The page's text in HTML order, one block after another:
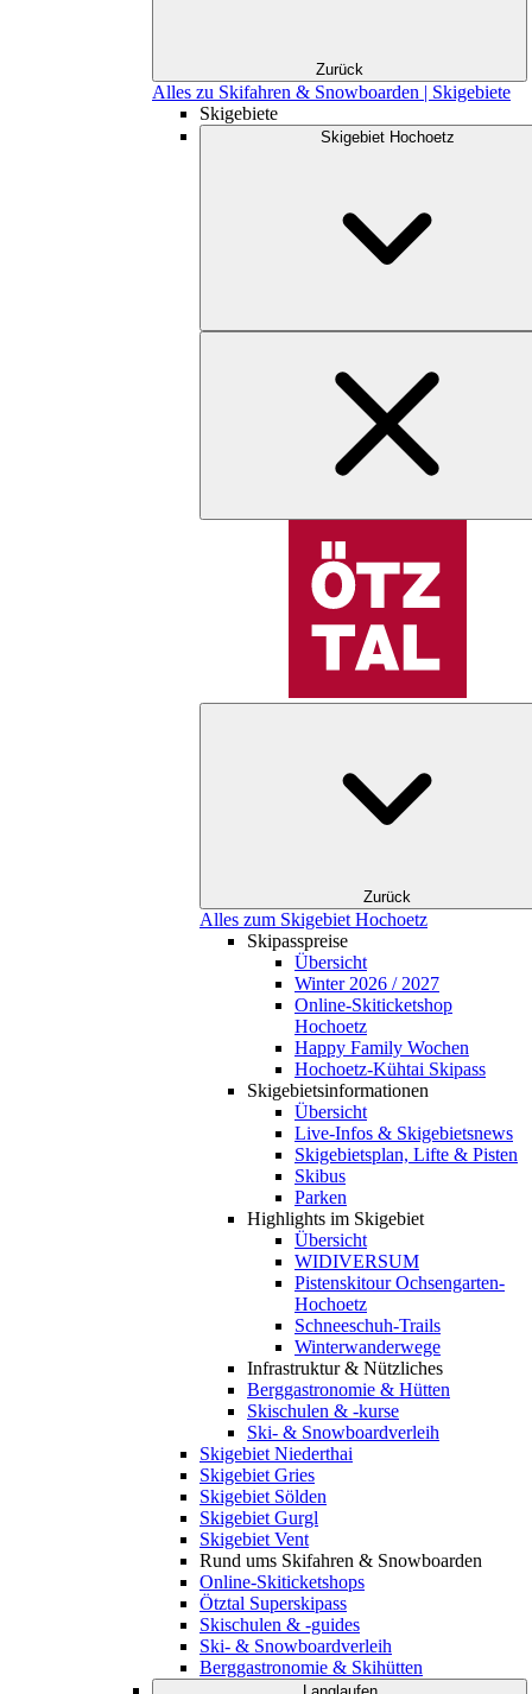
Zurück
Alles zu Skifahren & Snowboarden | Skigebiete
Skigebiete
Skigebiet Hochoetz
Zurück
Alles zum Skigebiet Hochoetz
Skipasspreise
Übersicht
Winter 2026 / 2027
Online-Skiticketshop
Hochoetz
Happy Family Wochen
Hochoetz-Kühtai Skipass
Skigebietsinformationen
Übersicht
Live-Infos & Skigebietsnews
Skigebietsplan, Lifte & Pisten
Skibus
Parken
Highlights im Skigebiet
Übersicht
WIDIVERSUM
Pistenskitour Ochsengarten-
Hochoetz
Schneeschuh-Trails
Winterwanderwege
Infrastruktur & Nützliches
Berggastronomie & Hütten
Skischulen & -kurse
Ski- & Snowboardverleih
Skigebiet Niederthai
Skigebiet Gries
Skigebiet Sölden
Skigebiet Gurgl
Skigebiet Vent
Rund ums Skifahren & Snowboarden
Online-Skiticketshops
Ötztal Superskipass
Skischulen & -guides
Ski- & Snowboardverleih
Berggastronomie & Skihütten